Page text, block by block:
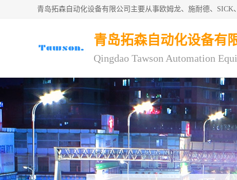
青岛拓森自动化设备有限公司主要从事欧姆龙、施耐德、
青岛拓森自动化设备有
Qingdao Tawson Automation